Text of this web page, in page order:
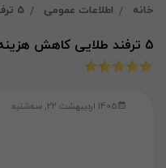
خانه اطلاعات عمومی 5 ترفند طلایی کاهش هزینه پست با انتخاب صحیح سایز کارتن پستی
5 ترفند طلایی کاهش هزینه پست با انتخاب صحیح سایز کارتن پستی
1405 اردیبهشت 22, سه‌شنبه